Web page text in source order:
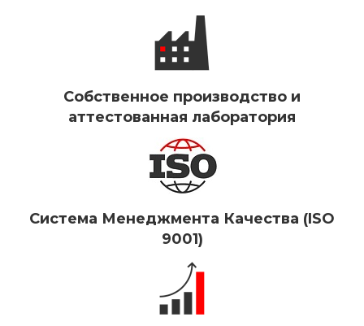
Собственное производство и
аттестованная лаборатория
Система Менеджмента Качества (ISO
9001)